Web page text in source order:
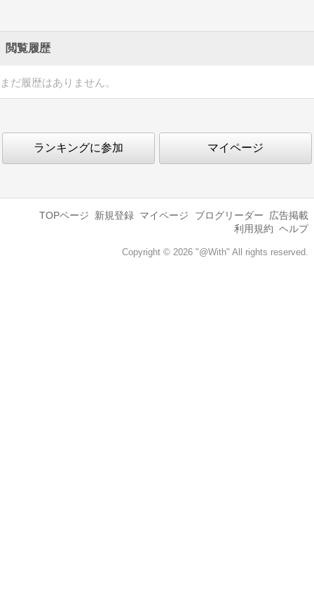
閲覧履歴
まだ履歴はありません。
ランキングに参加 マイページ
TOPページ 新規登録 マイページ ブログリーダー
広告掲載
利用規約 ヘルプ
Copyright © 2026 "@With" All rights reserved.